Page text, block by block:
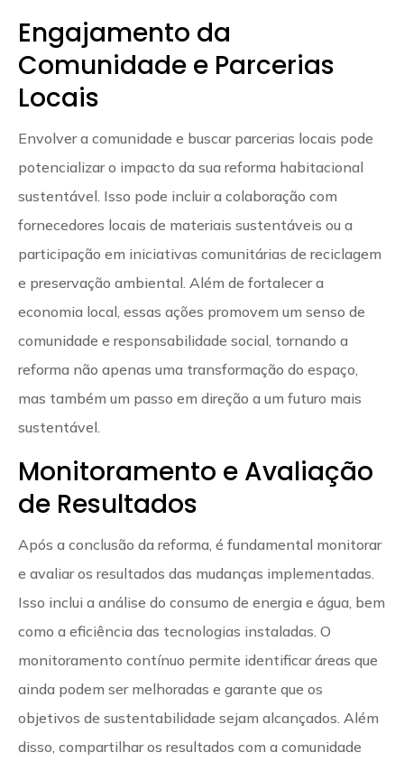
Engajamento da
Comunidade e Parcerias
Locais
Envolver a comunidade e buscar parcerias locais pode
potencializar o impacto da sua reforma habitacional
sustentável. Isso pode incluir a colaboração com
fornecedores locais de materiais sustentáveis ou a
participação em iniciativas comunitárias de reciclagem
e preservação ambiental. Além de fortalecer a
economia local, essas ações promovem um senso de
comunidade e responsabilidade social, tornando a
reforma não apenas uma transformação do espaço,
mas também um passo em direção a um futuro mais
sustentável.
Monitoramento e Avaliação
de Resultados
Após a conclusão da reforma, é fundamental monitorar
e avaliar os resultados das mudanças implementadas.
Isso inclui a análise do consumo de energia e água, bem
como a eficiência das tecnologias instaladas. O
monitoramento contínuo permite identificar áreas que
ainda podem ser melhoradas e garante que os
objetivos de sustentabilidade sejam alcançados. Além
disso, compartilhar os resultados com a comunidade